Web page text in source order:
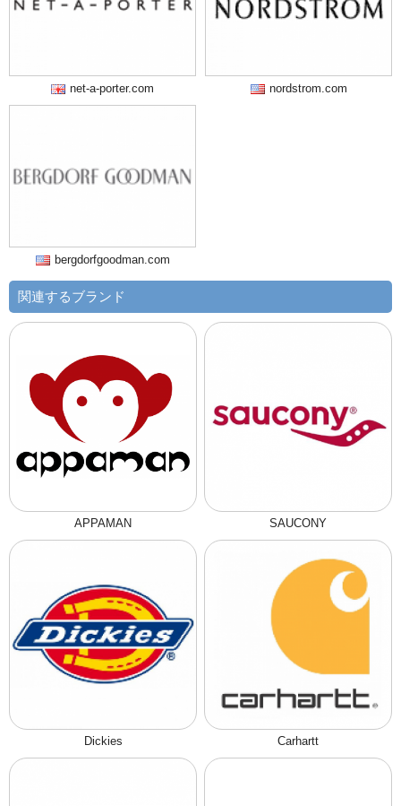
net-a-porter.com nordstrom.com
bergdorfgoodman.com
関連するブランド
APPAMAN SAUCONY
Dickies Carhartt